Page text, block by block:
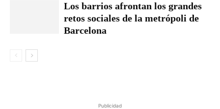
Los barrios afrontan los grandes
retos sociales de la metrópoli de
Barcelona
Publicidad